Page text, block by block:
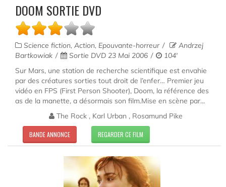
DOOM SORTIE DVD
Science fiction, Action, Epouvante-horreur
Andrzej
Bartkowiak
Sortie DVD 23 Mai 2006
104'
Sur Mars, une station de recherche scientifique est envahie
par des créatures sorties tout droit de l’enfer… Premier jeu
vidéo en FPS (First Person Shooter), Doom, la référence des
as de la manette, a désormais son film.Mise en scène par...
The Rock , Karl Urban , Rosamund Pike
BANDE ANNONCE REGARDER CE FILM